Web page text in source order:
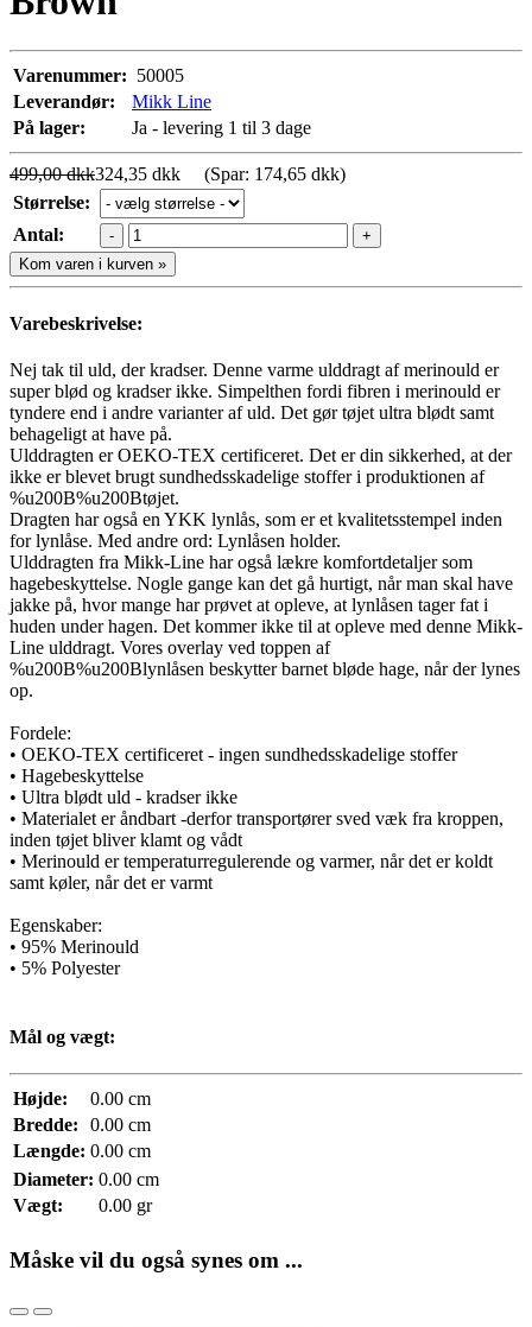
Varenummer: 50005
Leverandør:
Mikk Line
På lager:
Ja - levering 1 til 3 dage
499,00 dkk324,35 dkk (Spar: 174,65 dkk)
Størrelse:
Antal:
-
+
Kom varen i kurven »
Varebeskrivelse:
Nej tak til uld, der kradser. Denne varme ulddragt af merinould er
super blød og kradser ikke. Simpelthen fordi fibren i merinould er
tyndere end i andre varianter af uld. Det gør tøjet ultra blødt samt
behageligt at have på.
Ulddragten er OEKO-TEX certificeret. Det er din sikkerhed, at der
ikke er blevet brugt sundhedsskadelige stoffer i produktionen af
%u200B%u200Btøjet.
Dragten har også en YKK lynlås, som er et kvalitetsstempel inden
for lynlåse. Med andre ord: Lynlåsen holder.
Ulddragten fra Mikk-Line har også lækre komfortdetaljer som
hagebeskyttelse. Nogle gange kan det gå hurtigt, når man skal have
jakke på, hvor mange har prøvet at opleve, at lynlåsen tager fat i
huden under hagen. Det kommer ikke til at opleve med denne Mikk-
Line ulddragt. Vores overlay ved toppen af
%u200B%u200Blynlåsen beskytter barnet bløde hage, når der lynes
op.
Fordele:
• OEKO-TEX certificeret - ingen sundhedsskadelige stoffer
• Hagebeskyttelse
• Ultra blødt uld - kradser ikke
• Materialet er åndbart -derfor transportører sved væk fra kroppen,
inden tøjet bliver klamt og vådt
• Merinould er temperaturregulerende og varmer, når det er koldt
samt køler, når det er varmt
Egenskaber:
• 95% Merinould
• 5% Polyester
Mål og vægt:
Højde:
0.00 cm
Bredde:
0.00 cm
Længde: 0.00 cm
Diameter: 0.00 cm
Vægt:
0.00 gr
Måske vil du også synes om ...